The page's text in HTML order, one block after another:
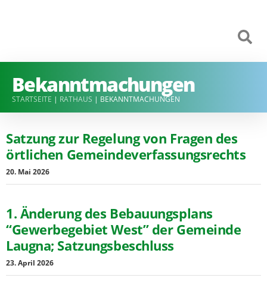
Bekanntmachungen
STARTSEITE | RATHAUS | BEKANNTMACHUNGEN
Satzung zur Regelung von Fragen des
örtlichen Gemeindeverfassungsrechts
20. Mai 2026
1. Änderung des Bebauungsplans
“Gewerbegebiet West” der Gemeinde
Laugna; Satzungsbeschluss
23. April 2026